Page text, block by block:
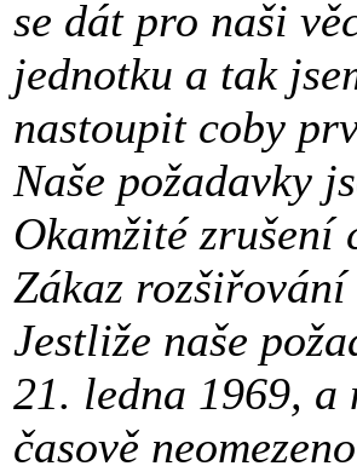
se dát pro naši
jednotku a tak
nastoupit coby
Naše požadavky
Okamžité zrušení
Zákaz
Jestliže naše
21. ledna 1969,
časově